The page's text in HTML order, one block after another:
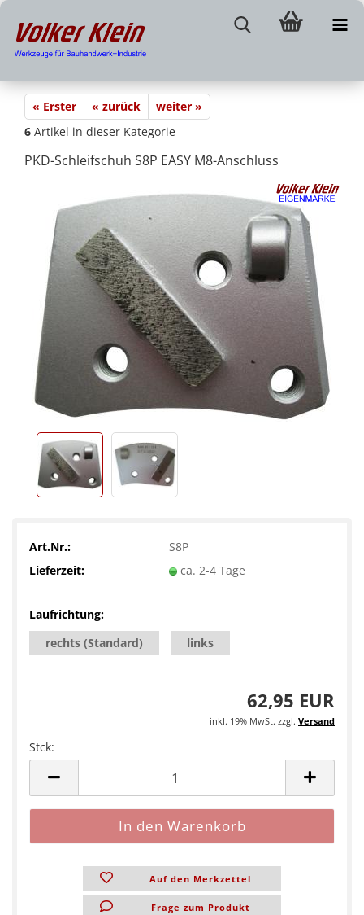
« Erster « zurück
weiter »
6 Artikel in dieser Kategorie
PKD-Schleifschuh S8P EASY M8-Anschluss
Art.Nr.:
S8P
Lieferzeit:
ca. 2-4 Tage
Laufrichtung:
rechts (Standard)
links
62,95 EUR
inkl. 19% MwSt. zzgl. Versand
Stck:
Stck
Auf den Merkzettel
Frage zum Produkt